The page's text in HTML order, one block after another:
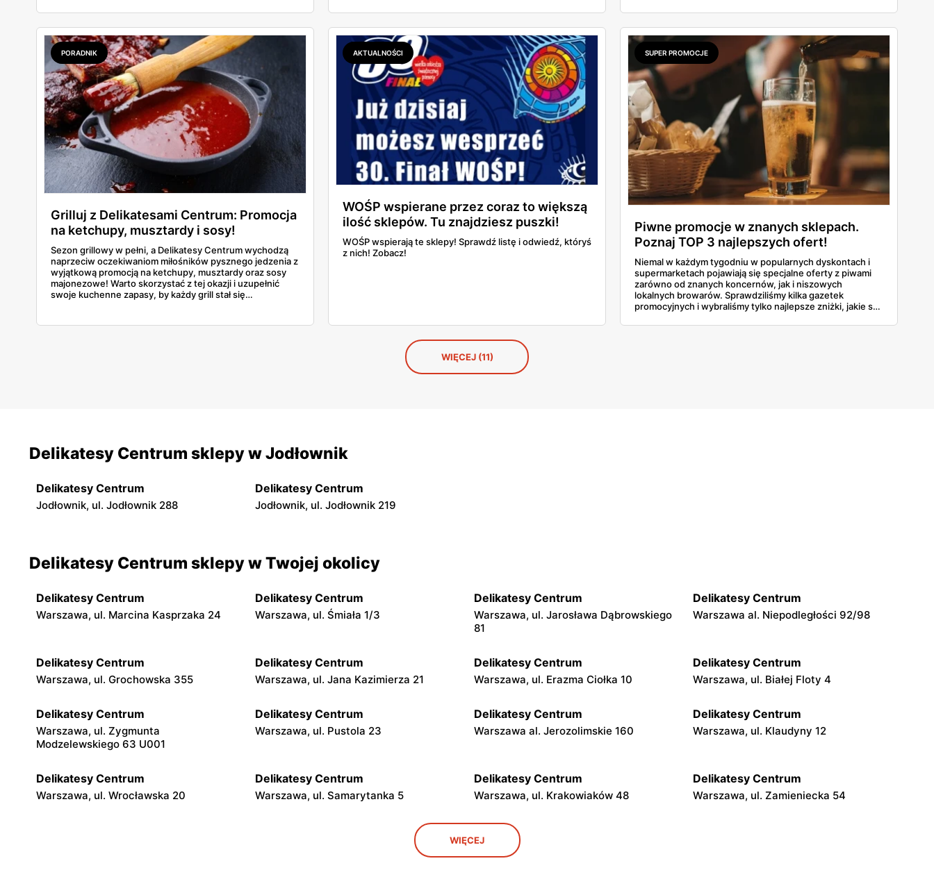
w niedzielę można coś kupić – bez nerwów i krążenia po
mieście.
PORADNIK
Grilluj z Delikatesami Centrum: Promocja
na ketchupy, musztardy i sosy!
Sezon grillowy w pełni, a Delikatesy Centrum wychodzą
naprzeciw oczekiwaniom miłośników pysznego jedzenia z
wyjątkową promocją na ketchupy, musztardy oraz sosy
majonezowe! Warto skorzystać z tej okazji i uzupełnić
swoje kuchenne zapasy, by każdy grill stał się
AKTUALNOŚCI
WOŚP wspierane przez coraz to większą
ilość sklepów. Tu znajdziesz puszki!
[LISTA]
WOŚP wspierają te sklepy! Sprawdź listę i odwiedź, któryś
z nich! Zobacz!
SUPER PROMOCJE
Piwne promocje w znanych sklepach.
Poznaj TOP 3 najlepszych ofert!
Niemal w każdym tygodniu w popularnych dyskontach i
supermarketach pojawiają się specjalne oferty z piwami
zarówno od znanych koncernów, jak i niszowych
lokalnych browarów. Sprawdziliśmy kilka gazetek
promocyjnych i wybraliśmy tylko najlepsze zniżki, jakie są
złociste trunki zupełnie za darmo!
WIĘCEJ (11)
Delikatesy Centrum sklepy w Jodłownik
Delikatesy Centrum
Jodłownik, ul. Jodłownik 288
Delikatesy Centrum
Jodłownik, ul. Jodłownik 219
Delikatesy Centrum sklepy w Twojej okolicy
Delikatesy Centrum
Warszawa, ul. Marcina Kasprzaka 24
Delikatesy Centrum
Warszawa, ul. Śmiała 1/3
Delikatesy Centrum
Warszawa, ul. Jarosława Dąbrowskiego
81
Delikatesy Centrum
Warszawa al. Niepodległości 92/98
Delikatesy Centrum
Warszawa, ul. Grochowska 355
Delikatesy Centrum
Warszawa, ul. Jana Kazimierza 21
Delikatesy Centrum
Warszawa, ul. Erazma Ciołka 10
Delikatesy Centrum
Warszawa, ul. Białej Floty 4
Delikatesy Centrum
Warszawa, ul. Zygmunta
Modzelewskiego 63 U001
Delikatesy Centrum
Warszawa, ul. Pustola 23
Delikatesy Centrum
Warszawa al. Jerozolimskie 160
Delikatesy Centrum
Warszawa, ul. Klaudyny 12
Delikatesy Centrum
Warszawa, ul. Wrocławska 20
Delikatesy Centrum
Warszawa, ul. Samarytanka 5
Delikatesy Centrum
Warszawa, ul. Krakowiaków 48
Delikatesy Centrum
Warszawa, ul. Zamieniecka 54
Warszawa, ul. Franciszka Kawy 44
Delikatesy Centrum
Warszawa, ul. Kłobucka 8b
WIĘCEJ